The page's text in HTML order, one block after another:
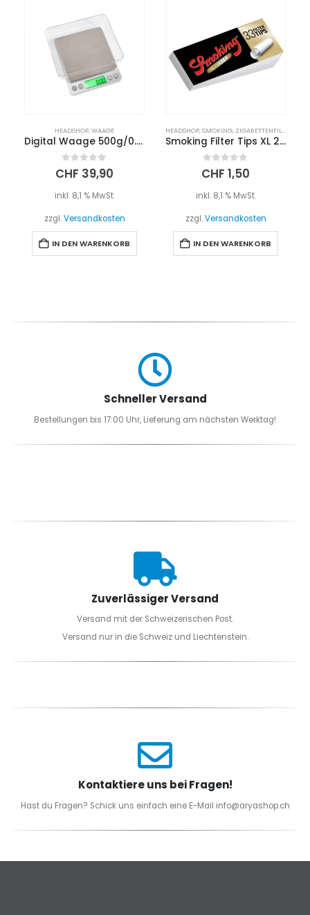
HEADSHOP,WAAGE
Digital Waage 500g/0.01g
0out of 5
CHF 39,90
inkl. 8,1 % MwSt.
zzgl.Versandkosten
IN DEN WARENKORB
HEADSHOP,SMOKING, ZIGARETTENFILTER
Smoking Filter Tips XL 25mm
0out of 5
CHF 1,50
inkl. 8,1 % MwSt.
zzgl.Versandkosten
IN DEN WARENKORB
Schneller Versand
Bestellungen bis 17:00 Uhr, Lieferung am nächsten Werktag!
Zuverlässiger Versand
Versand mit der Schweizerischen Post.
Versand nur in die Schweiz und Liechtenstein.
Kontaktiere uns bei Fragen!
Hast du Fragen? Schick uns einfach eine E-Mail info@aryashop.ch